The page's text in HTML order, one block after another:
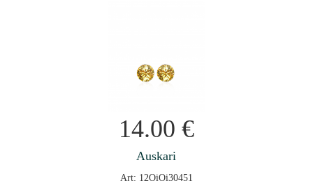
14.00 €
Auskari
Art: 12OiOi30451